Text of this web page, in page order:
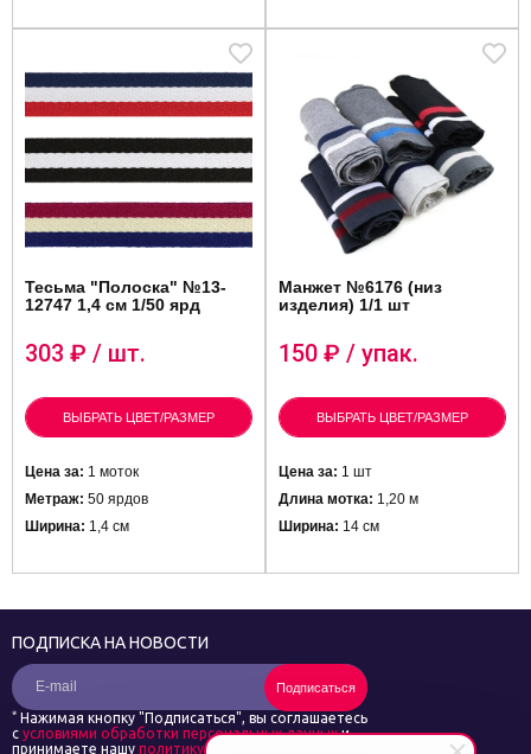
Тесьма "Полоска" №13-
12747 1,4 см 1/50 ярд
303 ₽ / шт.
ВЫБРАТЬ ЦВЕТ/РАЗМЕР
Цена за: 1 моток
Метраж: 50 ярдов
Ширина: 1,4 см
Манжет №6176 (низ
изделия) 1/1 шт
150 ₽ / упак.
ВЫБРАТЬ ЦВЕТ/РАЗМЕР
Цена за: 1 шт
Длина мотка: 1,20 м
Ширина: 14 см
ПОДПИСКА НА НОВОСТИ
Подписаться
* Нажимая кнопку "Подписаться", вы соглашаетесь
с условиями обработки персональных данныхи
принимаете нашу политику конфиденциальности